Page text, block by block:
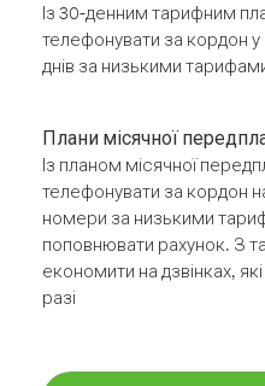
Із 30-денним тарифним
телефонувати за кордон у
днів за низькими
Плани місячної
Із планом місячної
телефонувати за кордон
номери за низькими
поповнювати рахунок. З
економити на дзвінках,
разі